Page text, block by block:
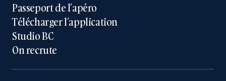
Passeport de l’apéro
Télécharger l’application
Studio BC
On recrute